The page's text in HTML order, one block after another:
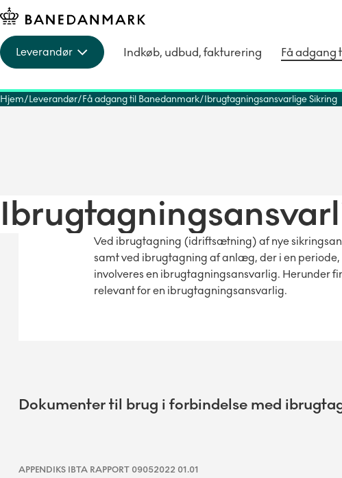
Leverandør Indkøb, udbud, fakturering Få adgang
Hjem Leverandør Få adgang til Banedanmark Ibrugtagningsansvarlige Sikring
Ved ibrugtagning (idriftsætning) af nye
samt ved ibrugtagning af anlæg, der i en
involveres en ibrugtagningsansvarlig. Herunder
relevant for en ibrugtagningsansvarlig.
Dokumenter til brug i forbindelse med
APPENDIKS IBTA RAPPORT 09052022 01.01